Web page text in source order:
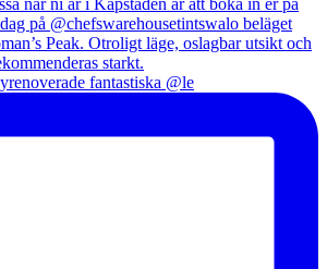
fantastiska @le